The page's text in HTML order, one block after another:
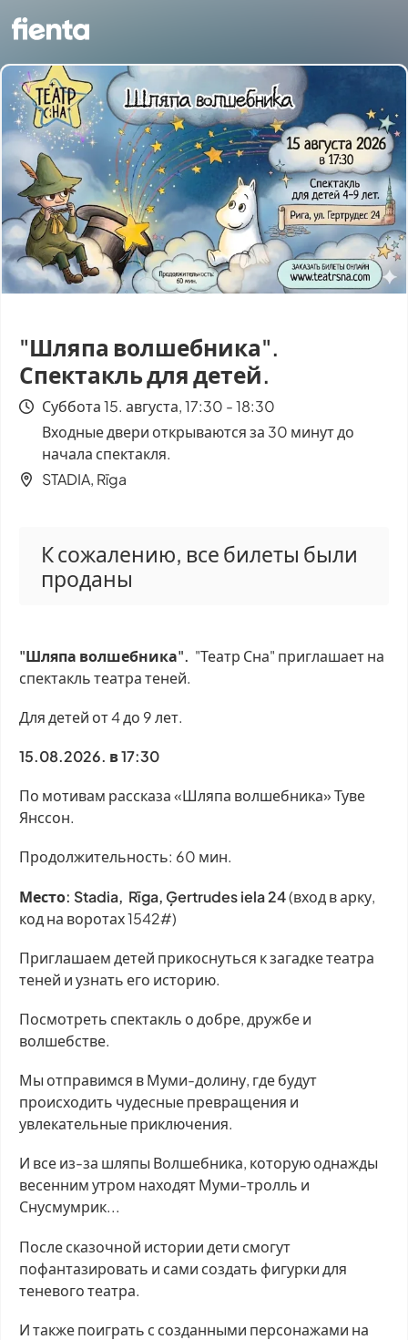
​"Шляпа волшебника". ​​​
Спектакль для детей.
Суббота 15. августа, 17:30 - 18:30
Входные двери открываются за 30 минут до
начала спектакля.
STADIA, Rīga
К сожалению, все билеты были
проданы
​"Шляпа волшебника". ​​​ "Театр Сна" приглашает на
спектакль театра теней.
Для детей от 4 до 9 лет.
15.08.2026. в 17:30
​​​По мотивам рассказа «Шляпа волшебника» Туве
Янссон.
Продолжительность: 60 мин.
​Место: Stadia, Rīga, Ģertrudes iela 24(вход в арку,
код на воротах 1542#)
Приглашаем детей прикоснуться к загадке театра
теней и узнать его историю.
Посмотреть спектакль о добре, дружбе и
волшебстве.
​Мы отправимся в Муми-долину, где будут
происходить чудесные превращения и
увлекательные приключения.
И все из-за шляпы Волшебника, которую однажды
весенним утром находят Муми-тролль и
Снусмумрик...
​После сказочной истории дети смогут
пофантазировать и сами создать фигурки для
теневого театра.
И также поиграть с созданными персонажами на